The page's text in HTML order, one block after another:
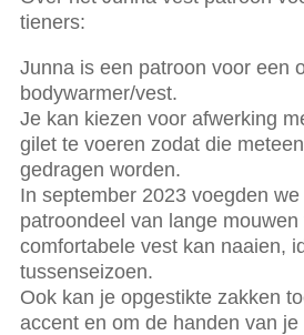
tieners:
Junna is een patroon voor een
bodywarmer/vest.
Je kan kiezen voor afwerking
gilet te voeren zodat die
gedragen worden.
In september 2023 voegden
patroondeel van lange
comfortabele vest kan naaien,
tussenseizoen.
Ook kan je opgestikte zakken
accent en om de handen van